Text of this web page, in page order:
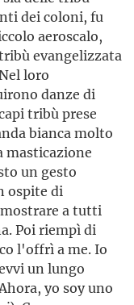
dei coloni, fu
aeroscalo,
evangelizzata
loro
danze di
tribù prese
bianca molto
masticazione
un gesto
ospite di
a tutti
Poi riempì di
l'offrì a me. Io
un lungo
yo soy uno